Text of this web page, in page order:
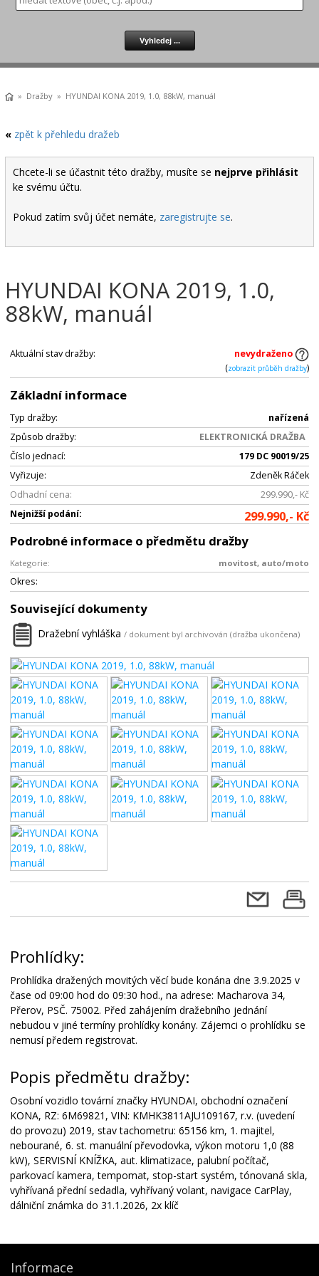
» Dražby » HYUNDAI KONA 2019, 1.0, 88kW, manuál
« zpět k přehledu dražeb
Chcete-li se účastnit této dražby, musíte se nejprve přihlásit
ke svému účtu.
Pokud zatím svůj účet nemáte, zaregistrujte se.
HYUNDAI KONA 2019, 1.0,
88kW, manuál
Aktuální stav dražby:
nevydraženo
(zobrazit průběh dražby)
Základní informace
Typ dražby:
nařízená
Způsob dražby:
ELEKTRONICKÁ DRAŽBA
Číslo jednací:
179 DC 90019/25
Vyřizuje:
Zdeněk Ráček
Odhadní cena:
299.990,- Kč
Nejnižší podání:
299.990,- Kč
Podrobné informace o předmětu dražby
Kategorie: movitost, auto/moto
Okres:
Související dokumenty
Dražební vyhláška / dokument byl archivován (dražba ukončena)
Prohlídky:
Prohlídka dražených movitých věcí bude konána dne 3.9.2025 v
čase od 09:00 hod do 09:30 hod., na adrese: Macharova 34,
Přerov, PSČ. 75002. Před zahájením dražebního jednání
nebudou v jiné termíny prohlídky konány. Zájemci o prohlídku se
nemusí předem registrovat.
Popis předmětu dražby:
Osobní vozidlo tovární značky HYUNDAI, obchodní označení
KONA, RZ: 6M69821, VIN: KMHK3811AJU109167, r.v. (uvedení
do provozu) 2019, stav tachometru: 65156 km, 1. majitel,
nebourané, 6. st. manuální převodovka, výkon motoru 1,0 (88
kW), SERVISNÍ KNÍŽKA, aut. klimatizace, palubní počítač,
parkovací kamera, tempomat, stop-start systém, tónovaná skla,
vyhřívaná přední sedadla, vyhřívaný volant, navigace CarPlay,
dálniční známka do 31.1.2026, 2x klíč
Informace